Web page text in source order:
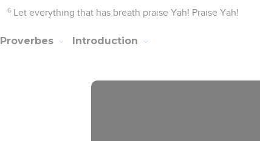
6 Let everything that has breath praise Yah! Praise Yah!
Proverbes Introduction